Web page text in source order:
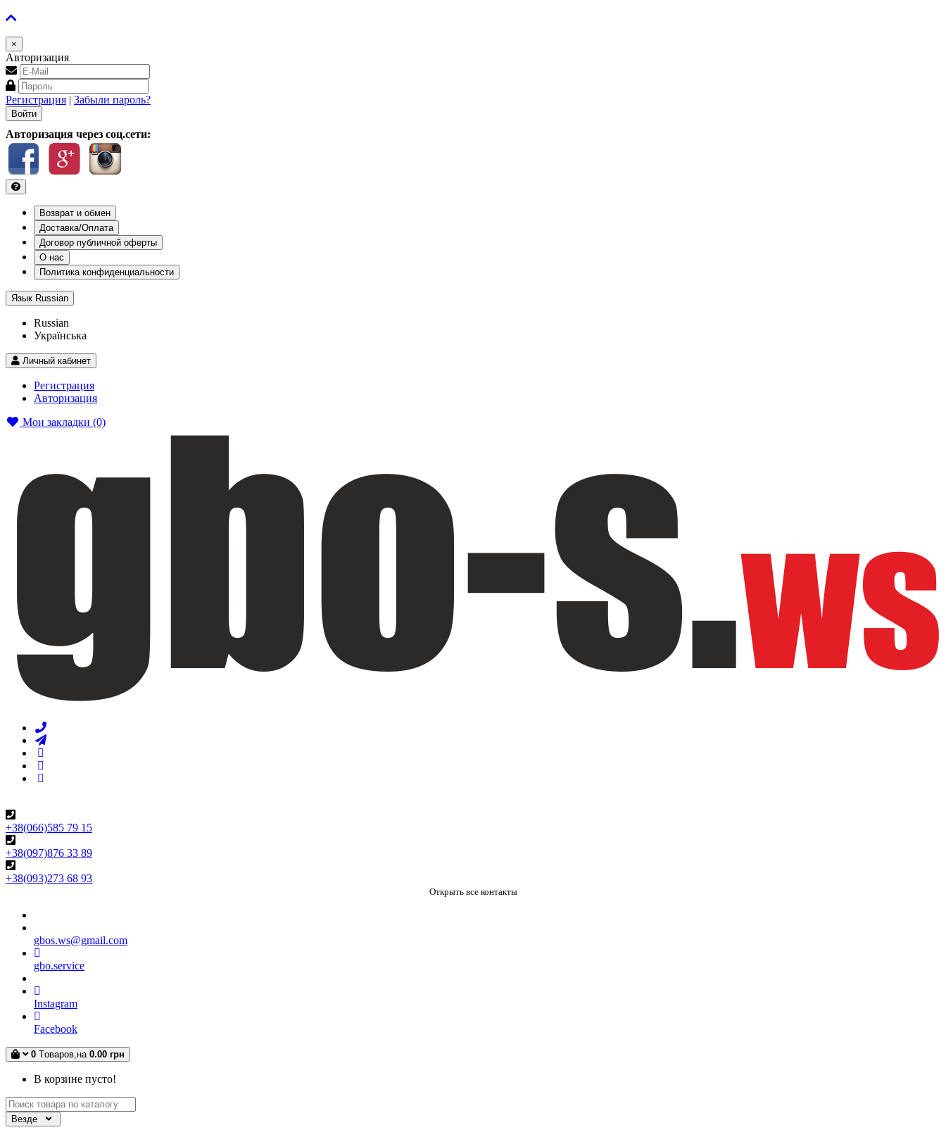
×
Авторизация
Регистрация | Забыли пароль?
Авторизация через соц.сети:
Возврат и обмен
Доставка/Оплата
Договор публичной оферты
О нас
Политика конфиденциальности
Язык Russian
Russian
Українська
Личный кабинет
Регистрация
Авторизация
Мои закладки (0)
+38(066)585 79 15
+38(097)876 33 89
+38(093)273 68 93
Открыть все контакты
gbos.ws@gmail.com
gbo.service
Instagram
Facebook
0 Tоваров,на 0.00 грн
В корзине пусто!
Везде